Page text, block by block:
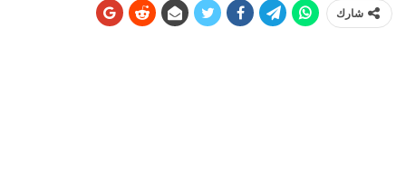
شارك